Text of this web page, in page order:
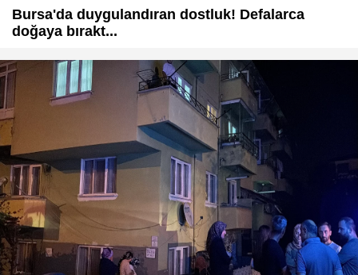
Bursa'da duygulandıran dostluk! Defalarca
doğaya bırakt...